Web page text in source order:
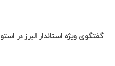
گفتگوی ویژه استاندار البرز در